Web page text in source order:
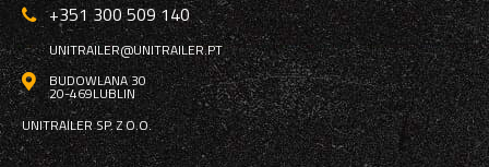
+351 300 509 140
UNITRAILER@UNITRAILER.PT
BUDOWLANA 30
20-469LUBLIN
UNITRAILER SP. Z O.O.